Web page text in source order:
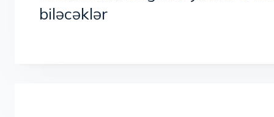
biləcəklər